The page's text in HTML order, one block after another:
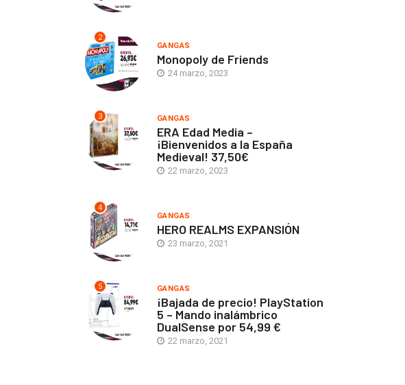
2
GANGAS
Monopoly de Friends
24 marzo, 2023
3 GANGAS
ERA Edad Media –
¡Bienvenidos a la España
Medieval! 37,50€
22 marzo, 2023
4
GANGAS
HERO REALMS EXPANSIÓN
23 marzo, 2021
5 GANGAS
¡Bajada de precio! PlayStation
5 – Mando inalámbrico
DualSense por 54,99 €
22 marzo, 2021